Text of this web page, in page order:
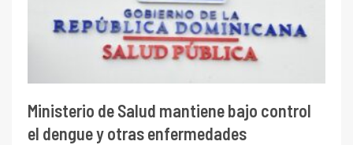
Ministerio de Salud mantiene bajo control
el dengue y otras enfermedades